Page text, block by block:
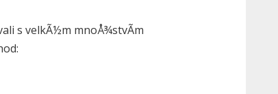
s velkÃ½m mnoÅ¾stvÃ­m